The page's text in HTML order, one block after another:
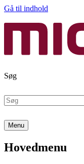
Gå til indhold
Søg
Menu
Hovedmenu